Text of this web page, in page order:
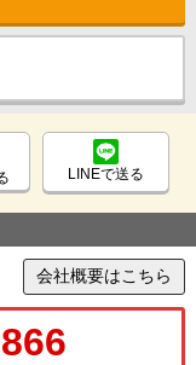
LINEで送る
会社概要はこちら